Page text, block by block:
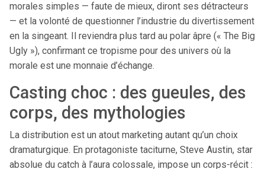
morales simples — faute de mieux, diront ses détracteurs
— et la volonté de questionner l’industrie du divertissement
en la singeant. Il reviendra plus tard au polar âpre (« The Big
Ugly »), confirmant ce tropisme pour des univers où la
morale est une monnaie d’échange.
Casting choc : des gueules, des
corps, des mythologies
La distribution est un atout marketing autant qu’un choix
dramaturgique. En protagoniste taciturne, Steve Austin, star
absolue du catch à l’aura colossale, impose un corps-récit :